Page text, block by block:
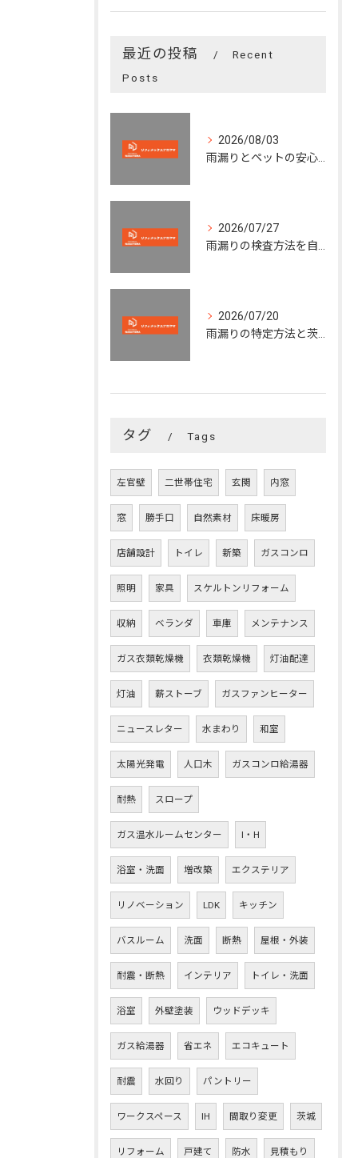
最近の投稿
Recent
Posts
2026/08/03
2026/07/27
2026/07/20
タグ Tags
左官壁 二世帯住宅 玄関 内窓
窓 勝手口 自然素材 床暖房
店舗設計 トイレ 新築 ガスコンロ
照明 家具 スケルトンリフォーム
収納 ベランダ 車庫 メンテナンス
ガス衣類乾燥機 衣類乾燥機 灯油配達
灯油 薪ストーブ ガスファンヒーター
ニュースレター 水まわり 和室
太陽光発電 人口木 ガスコンロ給湯器
耐熱 スロープ
ガス温水ルームセンター I・H
浴室・洗面 増改築 エクステリア
リノベーション LDK キッチン
バスルーム 洗面 断熱 屋根・外装
耐震・断熱 インテリア トイレ・洗面
浴室 外壁塗装 ウッドデッキ
ガス給湯器 省エネ エコキュート
耐震 水回り パントリー
ワークスペース IH 間取り変更 茨城
リフォーム 戸建て 防水 見積もり